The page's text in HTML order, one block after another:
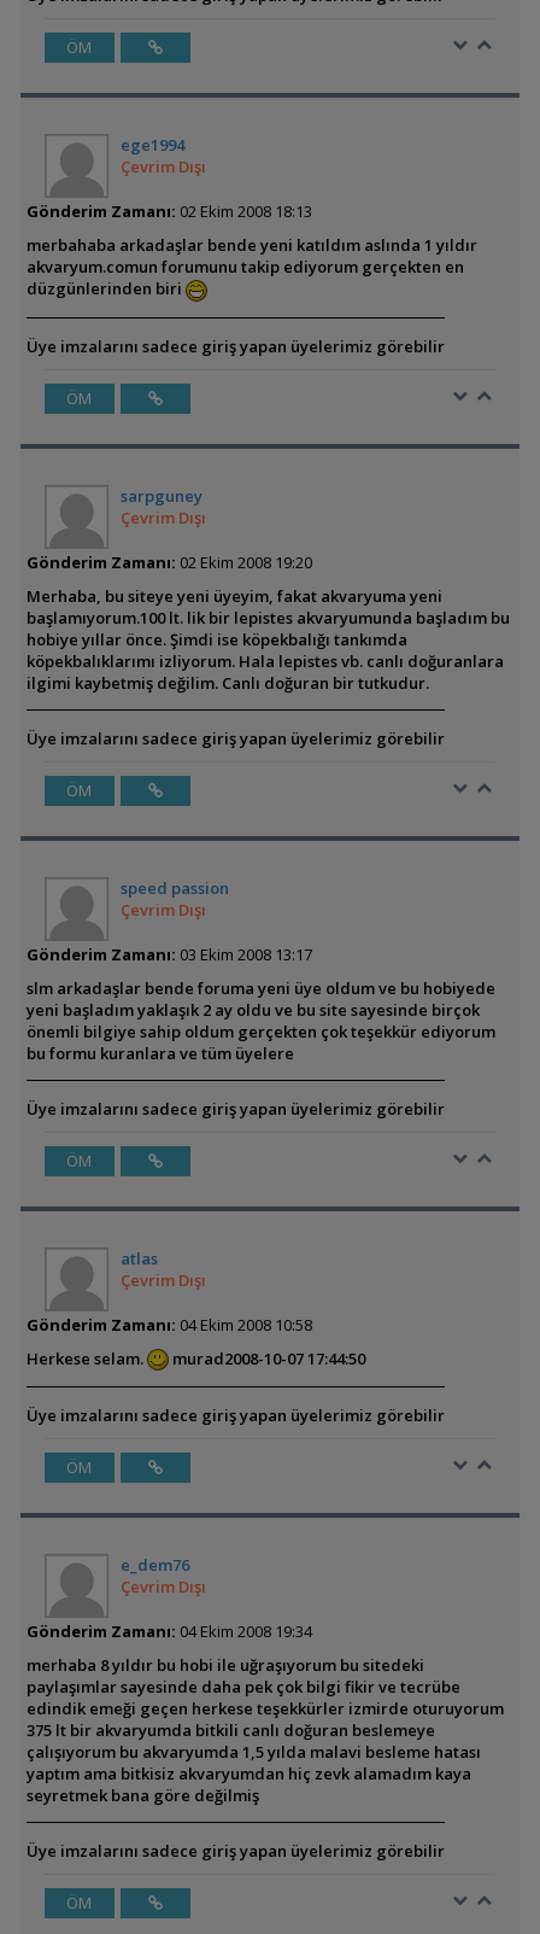
ÖM
ege1994
Çevrim Dışı
Gönderim Zamanı: 02 Ekim 2008 18:13
merbahaba arkadaşlar bende yeni katıldım aslında 1 yıldır
akvaryum.comun forumunu takip ediyorum gerçekten en
düzgünlerinden biri
Üye imzalarını sadece giriş yapan üyelerimiz görebilir
ÖM
sarpguney
Çevrim Dışı
Gönderim Zamanı: 02 Ekim 2008 19:20
Merhaba, bu siteye yeni üyeyim, fakat akvaryuma yeni
başlamıyorum.100 lt. lik bir lepistes akvaryumunda başladım bu
hobiye yıllar önce. Şimdi ise köpekbalığı tankımda
köpekbalıklarımı izliyorum. Hala lepistes vb. canlı doğuranlara
ilgimi kaybetmiş değilim. Canlı doğuran bir tutkudur.
Üye imzalarını sadece giriş yapan üyelerimiz görebilir
ÖM
speed passion
Çevrim Dışı
Gönderim Zamanı: 03 Ekim 2008 13:17
slm arkadaşlar bende foruma yeni üye oldum ve bu hobiyede
yeni başladım yaklaşık 2 ay oldu ve bu site sayesinde birçok
önemli bilgiye sahip oldum gerçekten çok teşekkür ediyorum
bu formu kuranlara ve tüm üyelere
Üye imzalarını sadece giriş yapan üyelerimiz görebilir
ÖM
atlas
Çevrim Dışı
Gönderim Zamanı: 04 Ekim 2008 10:58
Herkese selam.
murad2008-10-07 17:44:50
Üye imzalarını sadece giriş yapan üyelerimiz görebilir
ÖM
e_dem76
Çevrim Dışı
Gönderim Zamanı: 04 Ekim 2008 19:34
merhaba 8 yıldır bu hobi ile uğraşıyorum bu sitedeki
paylaşımlar sayesinde daha pek çok bilgi fikir ve tecrübe
edindik emeği geçen herkese teşekkürler izmirde oturuyorum
375 lt bir akvaryumda bitkili canlı doğuran beslemeye
çalışıyorum bu akvaryumda 1,5 yılda malavi besleme hatası
yaptım ama bitkisiz akvaryumdan hiç zevk alamadım kaya
seyretmek bana göre değilmiş
Üye imzalarını sadece giriş yapan üyelerimiz görebilir
ÖM